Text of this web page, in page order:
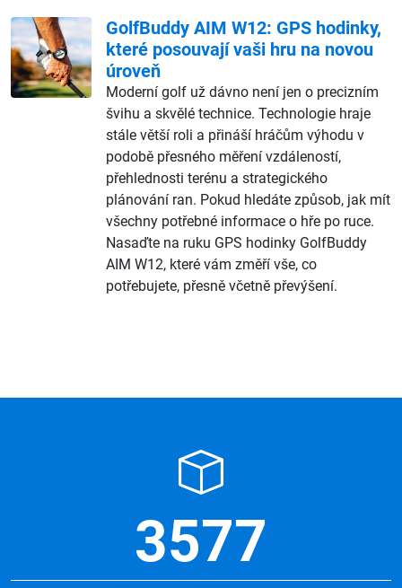
GolfBuddy AIM W12: GPS hodinky,
které posouvají vaši hru na novou
úroveň
Moderní golf už dávno není jen o precizním
švihu a skvělé technice. Technologie hraje
stále větší roli a přináší hráčům výhodu v
podobě přesného měření vzdáleností,
přehlednosti terénu a strategického
plánování ran. Pokud hledáte způsob, jak mít
všechny potřebné informace o hře po ruce.
Nasaďte na ruku GPS hodinky GolfBuddy
AIM W12, které vám změří vše, co
potřebujete, přesně včetně převýšení.
3577